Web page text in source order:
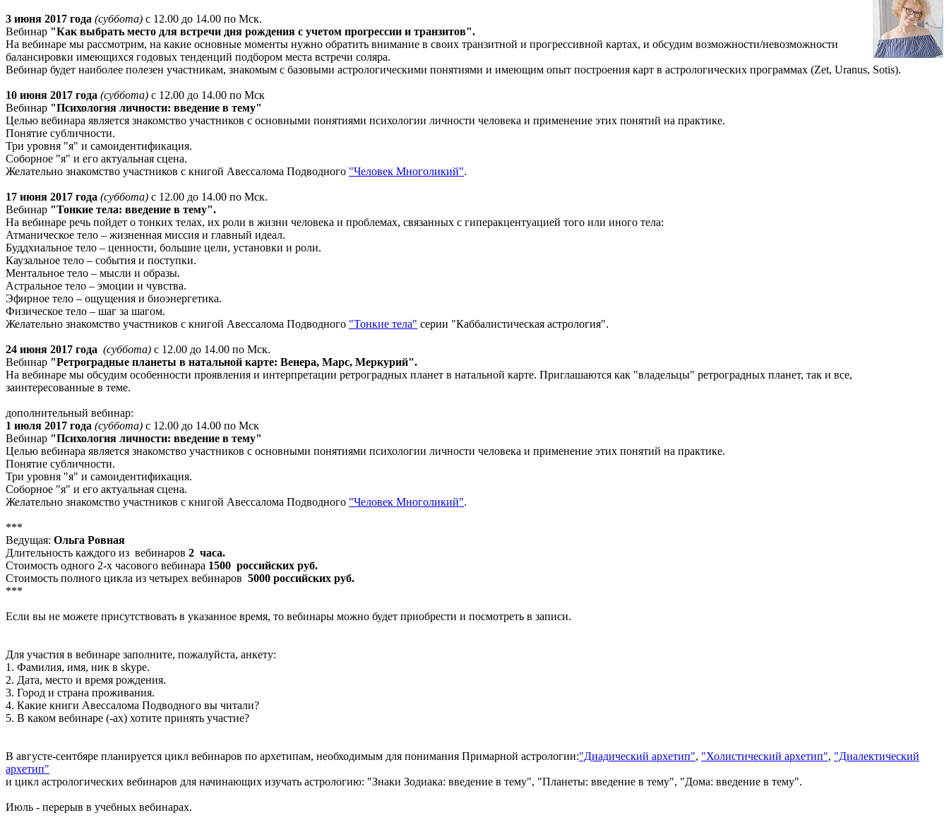
3 июня 2017 года (суббота) с 12.00 до 14.00 по Мск.
Вебинар "Как выбрать место для встречи дня рождения с учетом прогрессии и транзитов".
На вебинаре мы рассмотрим, на какие основные моменты нужно обратить внимание в своих транзитной и прогрессивной картах, и обсудим возможности/невозможности
балансировки имеющихся годовых тенденций подбором места встречи соляра.
Вебинар будет наиболее полезен участникам, знакомым с базовыми астрологическими понятиями и имеющим опыт построения карт в астрологических программах (Zet, Uranus, Sotis).
10 июня 2017 года (суббота) с 12.00 до 14.00 по Мск
Вебинар "Психология личности: введение в тему"
Целью вебинара является знакомство участников с основными понятиями психологии личности человека и применение этих понятий на практике.
Понятие субличности.
Три уровня "я" и самоидентификация.
Соборное "я" и его актуальная сцена.
Желательно знакомство участников с книгой Авессалома Подводного "Человек Многоликий".
17 июня 2017 года (суббота) с 12.00 до 14.00 по Мск.
Вебинар "Тонкие тела: введение в тему".
На вебинаре речь пойдет о тонких телах, их роли в жизни человека и проблемах, связанных с гиперакцентуацией того или иного тела:
Атманическое тело – жизненная миссия и главный идеал.
Буддхиальное тело – ценности, большие цели, установки и роли.
Каузальное тело – события и поступки.
Ментальное тело – мысли и образы.
Астральное тело – эмоции и чувства.
Эфирное тело – ощущения и биоэнергетика.
Физическое тело – шаг за шагом.
Желательно знакомство участников с книгой Авессалома Подводного "Тонкие тела" серии "Каббалистическая астрология".
24 июня 2017 года (суббота) с 12.00 до 14.00 по Мск.
Вебинар "Ретроградные планеты в натальной карте: Венера, Марс, Меркурий".
На вебинаре мы обсудим особенности проявления и интерпретации ретроградных планет в натальной карте. Приглашаются как "владельцы" ретроградных планет, так и все,
заинтересованные в теме.
дополнительный вебинар:
1 июля 2017 года (суббота) с 12.00 до 14.00 по Мск
Вебинар "Психология личности: введение в тему"
Целью вебинара является знакомство участников с основными понятиями психологии личности человека и применение этих понятий на практике.
Понятие субличности.
Три уровня "я" и самоидентификация.
Соборное "я" и его актуальная сцена.
Желательно знакомство участников с книгой Авессалома Подводного "Человек Многоликий".
***
Ведущая: Ольга Ровная
Длительность каждого из вебинаров 2 часа.
Стоимость одного 2-х часового вебинара 1500 российских руб.
Стоимость полного цикла из четырех вебинаров 5000 российских руб.
***
Если вы не можете присутствовать в указанное время, то вебинары можно будет приобрести и посмотреть в записи.
Для участия в вебинаре заполните, пожалуйста, анкету:
1. Фамилия, имя, ник в skype.
2. Дата, место и время рождения.
3. Город и страна проживания.
4. Какие книги Авессалома Подводного вы читали?
5. В каком вебинаре (-ах) хотите принять участие?
В августе-сентбяре планируется цикл вебинаров по архетипам, необходимым для понимания Примарной астрологии:"Диадический архетип", "Холистический архетип", "Диалектический
архетип"
и цикл астрологических вебинаров для начинающих изучать астрологию: "Знаки Зодиака: введение в тему", "Планеты: введение в тему", "Дома: введение в тему".
Июль - перерыв в учебных вебинарах.